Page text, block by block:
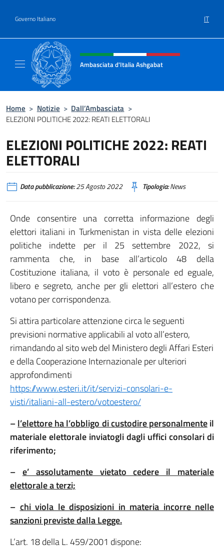
Governo Italiano IT
Intestazione sito, social e menù
Ambasciata d'Italia Ashgabat
Home > Notizie > Dall’Ambasciata >
ELEZIONI POLITICHE 2022: REATI ELETTORALI
ELEZIONI POLITICHE 2022: REATI
ELETTORALI
Data pubblicazione:25 Agosto 2022 Tipologia:News
Onde consentire una corretta informazione degli
elettori italiani in Turkmenistan in vista delle elezioni
politiche indette per il 25 settembre 2022, si
rammenta che, in base all’articolo 48 della
Costituzione italiana, il voto è personale ed eguale,
libero e segreto, anche per gli elettori all’estero che
votano per corrispondenza.
Si attira particolare attenzione circa le seguenti
previsioni normative applicabili al voto all’estero,
rimandando al sito web del Ministero degli Affari Esteri
e della Cooperazione Internazionale per ulteriori
approfondimenti
https://www.esteri.it/it/servizi-consolari-e-
visti/italiani-all-estero/votoestero/
– l’elettore ha l’obbligo di custodire personalmenteil
materiale elettorale inviatogli dagli uffici consolari di
riferimento;
– e’ assolutamente vietato cedere il materiale
elettorale a terzi;
– chi viola le disposizioni in materia incorre nelle
sanzioni previste dalla Legge.
L’art. 18 della L. 459/2001 dispone: